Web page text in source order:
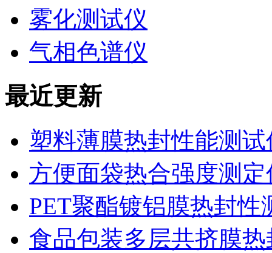
雾化测试仪
气相色谱仪
最近更新
塑料薄膜热封性能测
方便面袋热合强度测
PET聚酯镀铝膜热封性
食品包装多层共挤膜